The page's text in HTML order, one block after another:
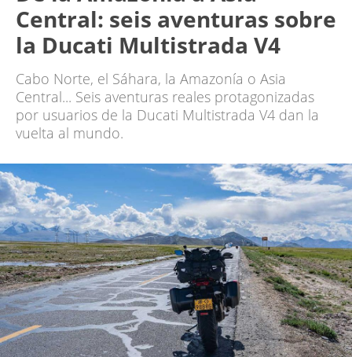
Central: seis aventuras sobre
la Ducati Multistrada V4
Cabo Norte, el Sáhara, la Amazonía o Asia
Central... Seis aventuras reales protagonizadas
por usuarios de la Ducati Multistrada V4 dan la
vuelta al mundo.